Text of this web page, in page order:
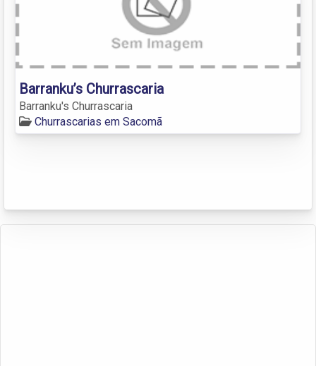
Barranku’s Churrascaria
Barranku's Churrascaria
Churrascarias em Sacomã